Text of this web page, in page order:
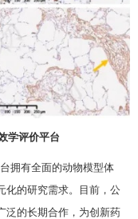
学评价平台
拥有全面的动物模型体
化的研究需求。目前，公
泛的长期合作，为创新药